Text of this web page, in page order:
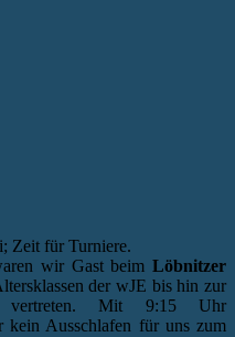
Zeit für Turniere.
wir Gast beim Löbnitzer
der wJE bis hin zur
Mit 9:15 Uhr
kein Ausschlafen für uns zum